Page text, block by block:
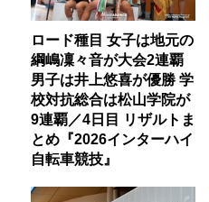
ロード種目 女子は地元の
綱嶋凜々音が大会2連覇
男子は井上悠喜が優勝 学
校対抗総合は松山学院が
9連覇／4日目 リザルトま
とめ『2026インターハイ
自転車競技』